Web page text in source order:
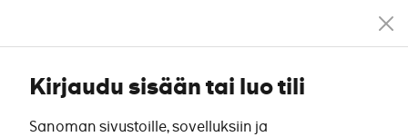
Kirjaudu sisään tai luo tili
Sanoman sivustoille, sovelluksiin ja